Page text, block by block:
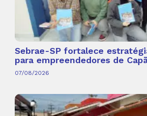
Sebrae-SP fortalece
para empreendedores de
07/08/2026